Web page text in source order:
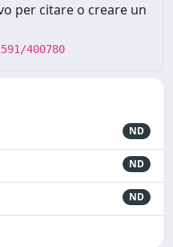
per citare o creare un
400780
ND
ND
ND